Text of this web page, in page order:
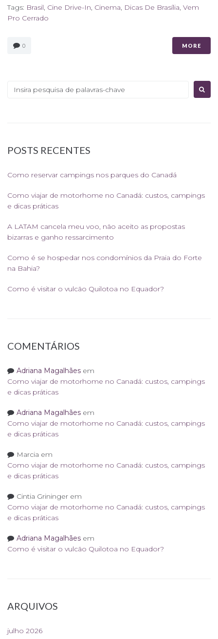
Tags: Brasil Cine Drive-In Cinema Dicas De Brasília Vem
Pro Cerrado
0 MORE
Procurar:
POSTS RECENTES
Como reservar campings nos parques do Canadá
Como viajar de motorhome no Canadá: custos, campings
e dicas práticas
A LATAM cancela meu voo, não aceito as propostas
bizarras e ganho ressarcimento
Como é se hospedar nos condomínios da Praia do Forte
na Bahia?
Como é visitar o vulcão Quilotoa no Equador?
COMENTÁRIOS
Adriana Magalhães em
Como viajar de motorhome no Canadá: custos, campings
e dicas práticas
Adriana Magalhães em
Como viajar de motorhome no Canadá: custos, campings
e dicas práticas
Marcia em
Como viajar de motorhome no Canadá: custos, campings
e dicas práticas
Cintia Grininger em
Como viajar de motorhome no Canadá: custos, campings
e dicas práticas
Adriana Magalhães em
Como é visitar o vulcão Quilotoa no Equador?
ARQUIVOS
julho 2026